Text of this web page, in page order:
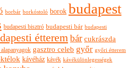
borbár borkóstoló borok budapest
budapesti bisztró budapesti bár budapesti
étterembár cukrászda
gasztro celeb győr győri étterem
kávéház kávék kávékülönlegességek